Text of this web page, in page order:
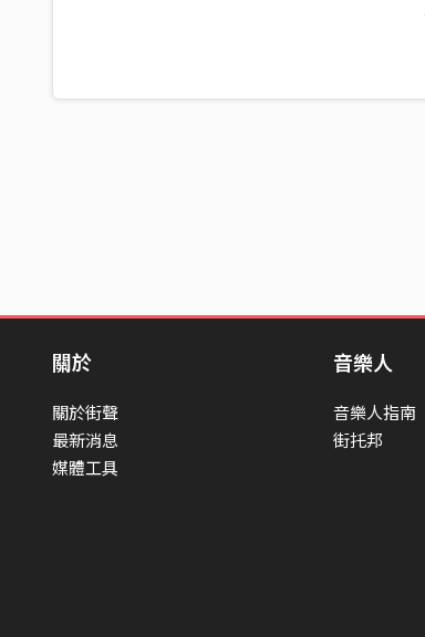
關於
關於街聲
最新消息
媒體工具
音樂人
音樂人指南
街托邦